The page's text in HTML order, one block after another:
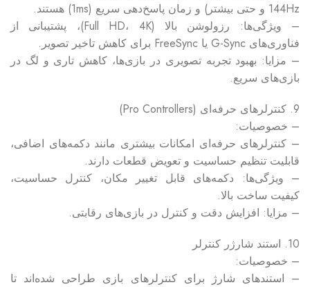
144Hz و حتی بیشتر) و زمان پاسخ‌دهی سریع (1ms) هستند.
– ویژگی‌ها: رزولوشن بالا (Full HD، 4K)، پشتیبانی از
فناوری‌های G-Sync یا FreeSync برای کاهش تاخیر تصویر.
– مزایا: بهبود تجربه تصویری در بازی‌ها، کاهش تاری و لگ در
بازی‌های سریع.
9. کنترلرهای حرفه‌ای (Pro Controllers)
– خصوصیات:
– کنترلرهای حرفه‌ای امکانات بیشتری مانند دکمه‌های اضافی،
قابلیت تنظیم حساسیت و تعویض قطعات دارند.
– ویژگی‌ها: دکمه‌های قابل تغییر مکان، کنترل حساسیت،
کیفیت ساخت بالا.
– مزایا: افزایش دقت و کنترل در بازی‌های رقابتی.
10. استند شارژر کنترلر
– خصوصیات:
– استندهای شارژ برای کنترلرهای بازی طراحی شده‌اند تا